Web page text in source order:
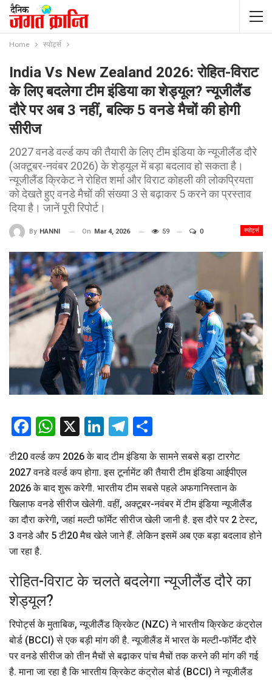
Home स्पोर्ट्स
India Vs New Zealand 2026: रोहित-विराट
के लिए बदलेगा टीम इंडिया का शेड्यूल? न्यूजीलैंड
दौरे पर अब 3 नहीं, बल्कि 5 वनडे मैचों की होगी
सीरीज
2027 वनडे वर्ल्ड कप की तैयारी के लिए टीम इंडिया के न्यूजीलैंड दौरे
(अक्टूबर-नवंबर 2026) के शेड्यूल में बड़ा बदलाव हो सकता है।
न्यूजीलैंड क्रिकेट ने रोहित शर्मा और विराट कोहली की लोकप्रियता
को देखते हुए वनडे मैचों की संख्या 3 से बढ़ाकर 5 करने का प्रस्ताव
दिया है। जानें पूरी रिपोर्ट।
स्पोर्ट्स
By HANNI On Mar 4, 2026 59 0
Facebook
WhatsApp
X LinkedIn
Telegram
टी20 वर्ल्ड कप 2026 के बाद टीम इंडिया के सामने सबसे बड़ा टारगेट
2027 वनडे वर्ल्ड कप होगा. इस टूर्नामेंट की तैयारी टीम इंडिया आईपीएल
2026 के बाद शुरू करेगी. भारतीय टीम सबसे पहले अफगानिस्तान के
खिलाफ वनडे सीरीज खेलेगी. वहीं, अक्टूबर-नवंबर में टीम इंडिया न्यूजीलैंड
का दौरा करेगी, जहां मल्टी फॉर्मेट सीरीज खेली जानी है. इस दौरे पर 2 टेस्ट,
3 वनडे और 5 टी20 मैच खेले जाने हैं. लेकिन इसमें अब एक बड़ा बदलाव होने
जा रहा है.
रोहित-विराट के चलते बदलेगा न्यूजीलैंड दौरे का
शेड्यूल?
रिपोर्ट्स के मुताबिक, न्यूजीलैंड क्रिकेट (NZC) ने भारतीय क्रिकेट कंट्रोल
बोर्ड (BCCI) से एक बड़ी मांग की है. न्यूजीलैंड में भारत के मल्टी-फॉर्मेट दौरे
पर वनडे सीरीज को तीन मैचों से बढ़ाकर पांच मैचों तक करने की मांग की गई
है. माना जा रहा है कि भारतीय क्रिकेट कंट्रोल बोर्ड (BCCI) ने न्यूजीलैंड